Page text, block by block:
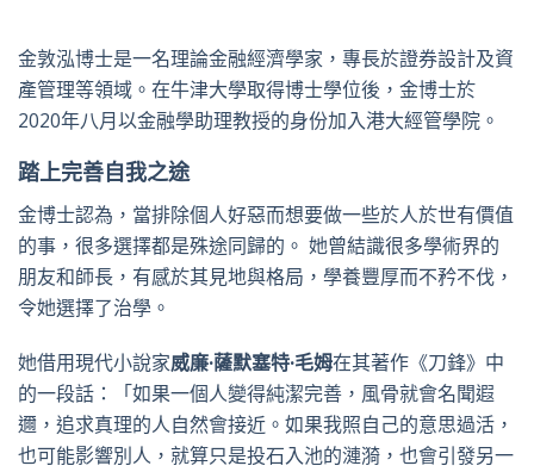
特
書
英
郵
金敦泓博士是一名理論金融經濟學家，專長於證券設計及資
產管理等領域。在牛津大學取得博士學位後，金博士於
2020年八月以金融學助理教授的身份加入港大經管學院。
踏上完善自我之途
金博士認為，當排除個人好惡而想要做一些於人於世有價值
的事，很多選擇都是殊途同歸的。 她曾結識很多學術界的
朋友和師長，有感於其見地與格局，學養豐厚而不矜不伐，
令她選擇了治學。
她借用現代小說家威廉·薩默塞特·毛姆在其著作《刀鋒》中
的一段話：「如果一個人變得純潔完善，風骨就會名聞遐
邇，追求真理的人自然會接近。如果我照自己的意思過活，
也可能影響別人，就算只是投石入池的漣漪，也會引發另一